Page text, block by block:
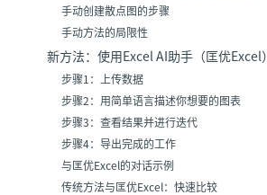
手动创建散点图的步骤
手动方法的局限性
新方法：使用Excel AI助手（匡优Excel）
步骤1：上传数据
步骤2：用简单语言描述你想要的图表
步骤3：查看结果并进行迭代
步骤4：导出完成的工作
与匡优Excel的对话示例
传统方法与匡优Excel：快速比较